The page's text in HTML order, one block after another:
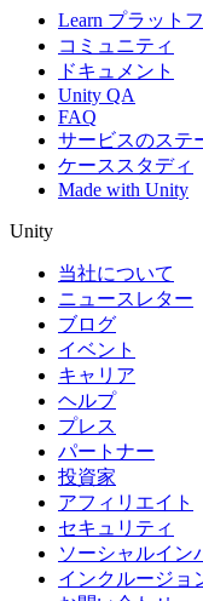
Learn プラット
コミュニティ
ドキュメント
Unity QA
FAQ
サービスのステ
ケーススタディ
Made with Unity
Unity
当社について
ニュースレター
ブログ
イベント
キャリア
ヘルプ
プレス
パートナー
投資家
アフィリエイト
セキュリティ
ソーシャルイン
インクルージョ